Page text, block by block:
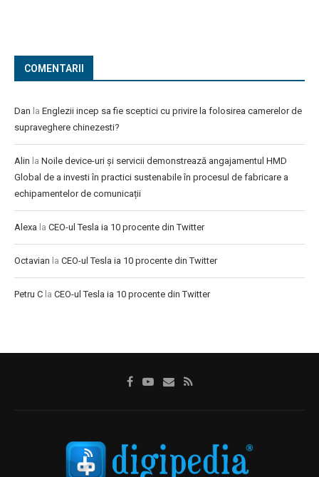
COMENTARII
Dan la Englezii incep sa fie sceptici cu privire la folosirea camerelor de
supraveghere chinezesti?
Alin la Noile device-uri și servicii demonstrează angajamentul HMD
Global de a investi în practici sustenabile în procesul de fabricare a
echipamentelor de comunicații
Alexa la CEO-ul Tesla ia 10 procente din Twitter
Octavian la CEO-ul Tesla ia 10 procente din Twitter
Petru C la CEO-ul Tesla ia 10 procente din Twitter